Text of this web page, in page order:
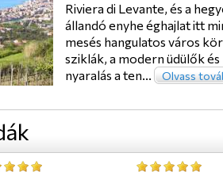
Riviera di Levante, és a
állandó enyhe éghajlat itt
mesés hangulatos város
sziklák, a modern üdülők
nyaralás a ten...
Olvass